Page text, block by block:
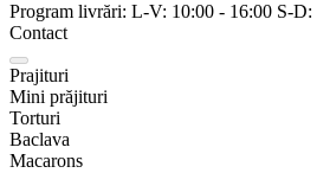
Program livrări: L-V: 10:00 - 16:00 S-D:
Contact
Prajituri
Mini prăjituri
Torturi
Baclava
Macarons